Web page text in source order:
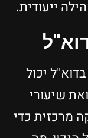
ייעודית.
יכול
שיעורי
מרכזית כדי